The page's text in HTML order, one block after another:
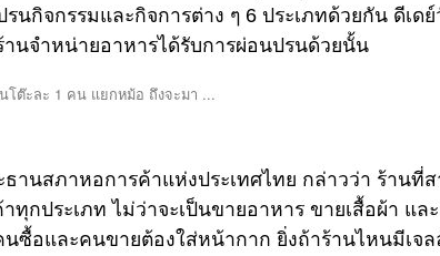
นกิจกรรมและกิจการต่าง ๆ 6 ประเภทด้วยกัน ดีเ
นจำหน่ายอาหารได้รับการผ่อนปรนด้วยนั้น
านสภาหอการค้าแห่งประเทศไทย กล่าวว่า ร้านที่
ทุกประเภท ไม่ว่าจะเป็นขายอาหาร ขายเสื้อผ้า แล
นซื้อและคนขายต้องใส่หน้ากาก ยิ่งถ้าร้านไหนมีเจล